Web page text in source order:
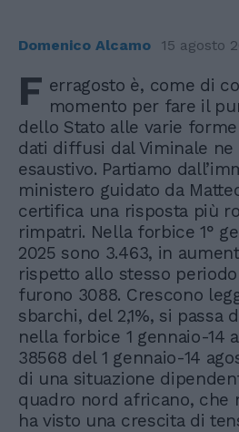
Domenico Alcamo 15 agosto
F erragosto è, come di
momento per fare il
dello Stato alle varie
dati diffusi dal Viminale
esaustivo. Partiamo
ministero guidato da
certifica una risposta più
rimpatri. Nella forbice 1°
2025 sono 3.463, in
rispetto allo stesso
furono 3088. Crescono
sbarchi, del 2,1%, si passa
nella forbice 1 gennaio-14
38568 del 1 gennaio-14
di una situazione
quadro nord africano, che
ha visto una crescita di